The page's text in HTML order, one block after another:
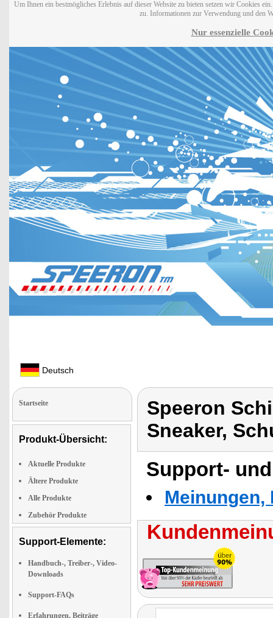
Um Ihnen ein bestmögliches Erlebnis auf dieser Website zu bieten setzen wir Cookies
zu. Informationen zur Verwendung und den
Nur essenzielle
Deutsch
Startseite
Produkt-Übersicht:
Aktuelle Produkte
Ältere Produkte
Alle Produkte
Zubehör Produkte
Support-Elemente:
Handbuch-, Treiber-, Video-
Downloads
Support-FAQs
Erfahrungen, Beiträge
Speeron
Sneaker,
Support-